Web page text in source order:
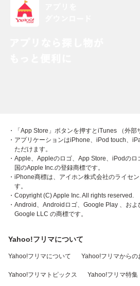
・「App Store」ボタンを押すとiTunes （外部
・アプリケーションはiPhone、iPod touch、
ただけます。
・Apple、Appleのロゴ、App Store、iPodの
国のApple Inc.の登録商標です。
・iPhone商標は、アイホン株式会社のライセ
す。
・Copyright (C) Apple Inc. All rights reserved.
・Android、Androidロゴ、Google Play 、およ
Google LLC の商標です。
Yahoo!フリマについて
Yahoo!フリマについて Yahoo!フリマからの
Yahoo!フリマトピックス Yahoo!フリマ特集